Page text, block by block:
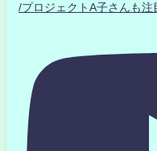
/プロジェクトA子さんも